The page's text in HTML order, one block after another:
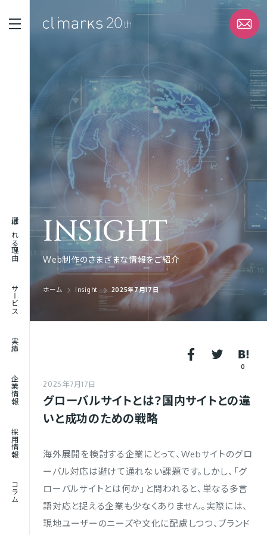
選ばれる理由
サービス
実績
企業情報
採用情報
コラム
STRENGTH
選ばれる理由
SERVICE
サービス
WORK
ABOUT
企業情報
RECRUIT
INSIGHT
Web制作のさまざまな情報をご紹介
ホーム Insight 2025年7月17日
0
2025年7月17日
グローバルサイトとは？国内サイトとの違
いと成功のための戦略
海外展開を検討する企業にとって、Webサイトのグロ
ーバル対応は避けて通れない課題です。しかし、「グ
ローバルサイトとは何か」と問われると、単なる多言
語対応と捉える企業も少なくありません。実際には、
現地ユーザーのニーズや文化に配慮しつつ、ブランド